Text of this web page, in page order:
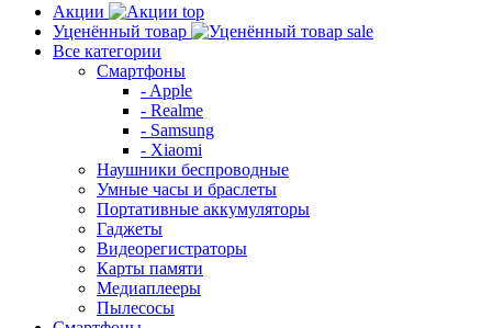
Акции
top
Уценённый товар
sale
Все категории
Смартфоны
- Apple
- Realme
- Samsung
- Xiaomi
Наушники беспроводные
Умные часы и браслеты
Портативные аккумуляторы
Гаджеты
Видеорегистраторы
Карты памяти
Медиаплееры
Пылесосы